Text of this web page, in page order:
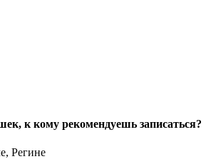
к кому рекомендуешь записаться?
Регине